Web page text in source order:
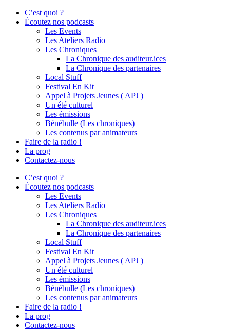
C’est quoi ?
Écoutez nos podcasts
Les Events
Les Ateliers Radio
Les Chroniques
La Chronique des auditeur.ices
La Chronique des partenaires
Local Stuff
Festival En Kit
Appel à Projets Jeunes ( APJ )
Un été culturel
Les émissions
Bénébulle (Les chroniques)
Les contenus par animateurs
Faire de la radio !
La prog
Contactez-nous
C’est quoi ?
Écoutez nos podcasts
Les Events
Les Ateliers Radio
Les Chroniques
La Chronique des auditeur.ices
La Chronique des partenaires
Local Stuff
Festival En Kit
Appel à Projets Jeunes ( APJ )
Un été culturel
Les émissions
Bénébulle (Les chroniques)
Les contenus par animateurs
Faire de la radio !
La prog
Contactez-nous